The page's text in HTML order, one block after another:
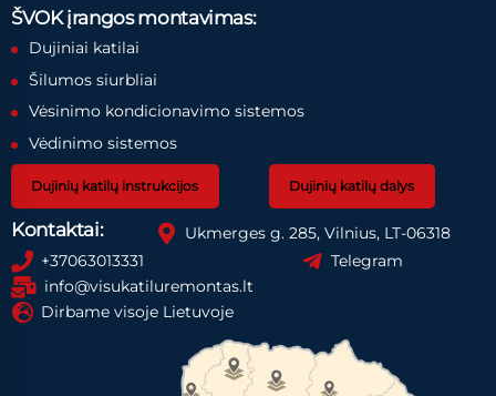
ŠVOK įrangos montavimas:
Dujiniai katilai
Šilumos siurbliai
Vėsinimo kondicionavimo sistemos
Vėdinimo sistemos
Dujinių katilų instrukcijos Dujinių katilų dalys
Kontaktai:
Ukmerges g. 285, Vilnius, LT-06318
+37063013331
Telegram
info@visukatiluremontas.lt
Dirbame visoje Lietuvoje